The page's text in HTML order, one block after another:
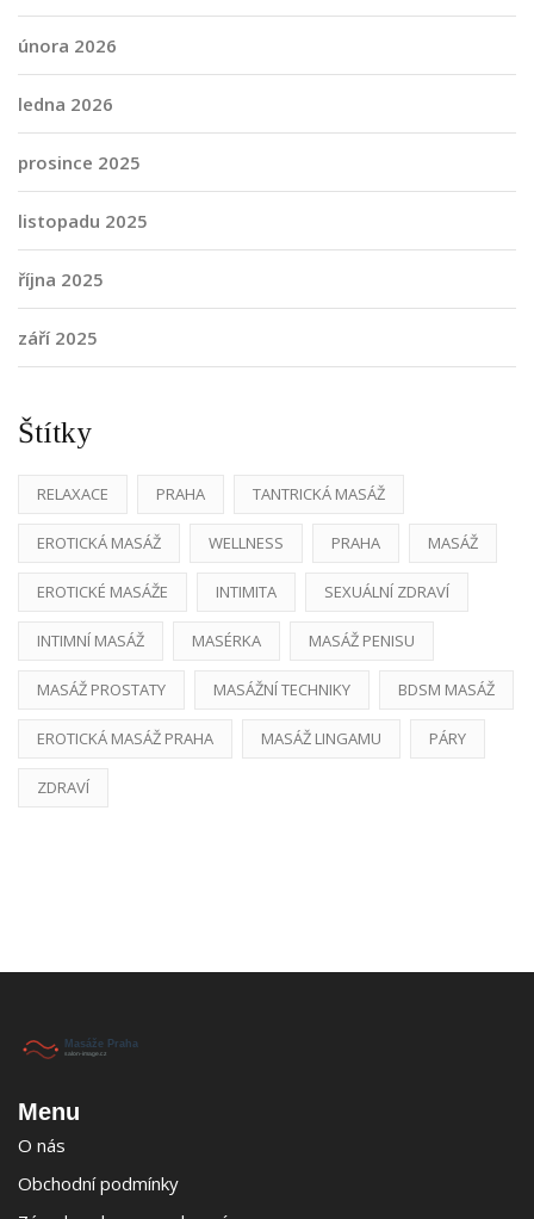
února 2026
ledna 2026
prosince 2025
listopadu 2025
října 2025
září 2025
Štítky
RELAXACE PRAHA TANTRICKÁ MASÁŽ
EROTICKÁ MASÁŽ WELLNESS PRAHA MASÁŽ
EROTICKÉ MASÁŽE INTIMITA SEXUÁLNÍ ZDRAVÍ
INTIMNÍ MASÁŽ MASÉRKA MASÁŽ PENISU
MASÁŽ PROSTATY MASÁŽNÍ TECHNIKY BDSM MASÁŽ
EROTICKÁ MASÁŽ PRAHA MASÁŽ LINGAMU PÁRY
ZDRAVÍ
Menu
O nás
Obchodní podmínky